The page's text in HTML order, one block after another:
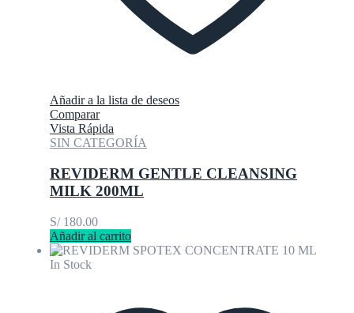
Añadir a la lista de deseos
Comparar
Vista Rápida
SIN CATEGORÍA
REVIDERM GENTLE CLEANSING
MILK 200ML
S/180.00
Añadir al carrito
In Stock